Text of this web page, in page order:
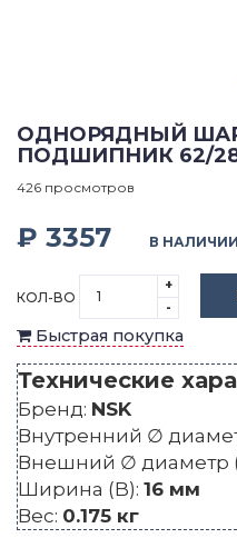
ОДНОРЯДНЫЙ
ПОДШИПНИК 62/28
426 просмотров
₽ 3357 В НАЛИЧИИ
КОЛ-ВО
+
-
Быстрая покупка
Технические
Бренд: NSK
Внутренний ∅
Внешний ∅ диаметр
Ширина (B): 16 мм
Вес: 0.175 кг